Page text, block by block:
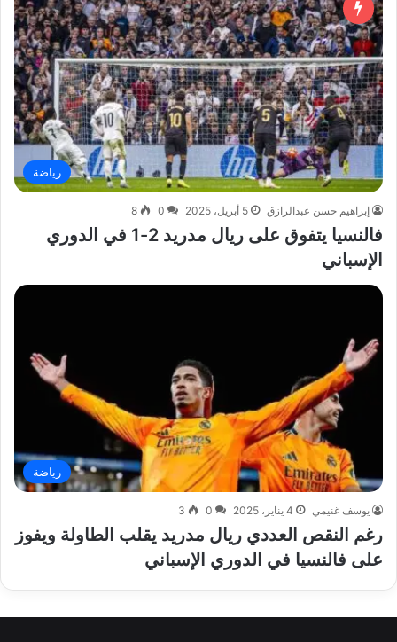
رياضة
إبراهيم حسن عبدالرازق 5 أبريل، 2025 0
8
فالنسيا يتفوق على ريال مدريد 2-1 في الدوري
الإسباني
رياضة
يوسف غنيمي 4 يناير، 2025 0
3
رغم النقص العددي ريال مدريد يقلب الطاولة ويفوز
على فالنسيا في الدوري الإسباني